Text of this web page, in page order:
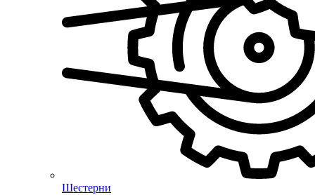
Шестерни